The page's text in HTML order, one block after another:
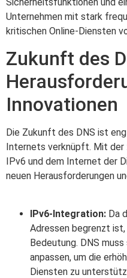
Unternehmen mit stark
kritischen Online-Diensten
Zukunft des
Innovationen
Die Zukunft des DNS ist
Internets verknüpft. Mit der
IPv6 und dem Internet der
neuen Herausforderungen
IPv6-Integration: Da
Adressen begrenzt
Bedeutung. DNS
anpassen, um die
Diensten zu